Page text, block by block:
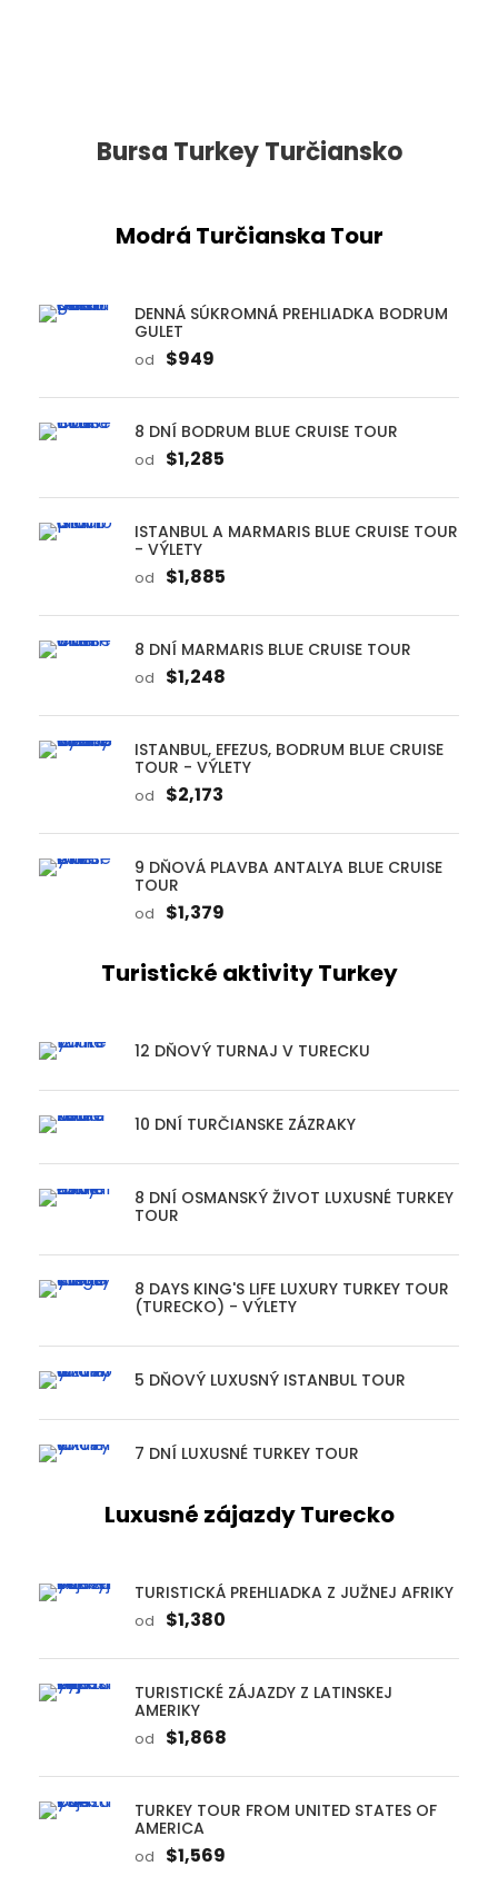
Bursa Turkey Turčiansko
Modrá Turčianska Tour
DENNÁ SÚKROMNÁ PREHLIADKA BODRUM
GULET
od $949
8 DNÍ BODRUM BLUE CRUISE TOUR
od $1,285
ISTANBUL A MARMARIS BLUE CRUISE TOUR
- VÝLETY
od $1,885
8 DNÍ MARMARIS BLUE CRUISE TOUR
od $1,248
ISTANBUL, EFEZUS, BODRUM BLUE CRUISE
TOUR - VÝLETY
od $2,173
9 DŇOVÁ PLAVBA ANTALYA BLUE CRUISE
TOUR
od $1,379
Turistické aktivity Turkey
12 DŇOVÝ TURNAJ V TURECKU
10 DNÍ TURČIANSKE ZÁZRAKY
8 DNÍ OSMANSKÝ ŽIVOT LUXUSNÉ TURKEY
TOUR
8 DAYS KING'S LIFE LUXURY TURKEY TOUR
(TURECKO) - VÝLETY
5 DŇOVÝ LUXUSNÝ ISTANBUL TOUR
7 DNÍ LUXUSNÉ TURKEY TOUR
Luxusné zájazdy Turecko
TURISTICKÁ PREHLIADKA Z JUŽNEJ AFRIKY
od $1,380
TURISTICKÉ ZÁJAZDY Z LATINSKEJ
AMERIKY
od $1,868
TURKEY TOUR FROM UNITED STATES OF
AMERICA
od $1,569